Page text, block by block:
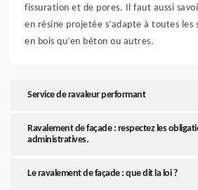
fissuration et de pores. Il faut aussi
en résine projetée s’adapte à toutes les
en bois qu’en béton ou autres.
Service de ravaleur performant
Ravalement de façade : respectez les
administratives.
Le ravalement de façade : que dit la loi ?